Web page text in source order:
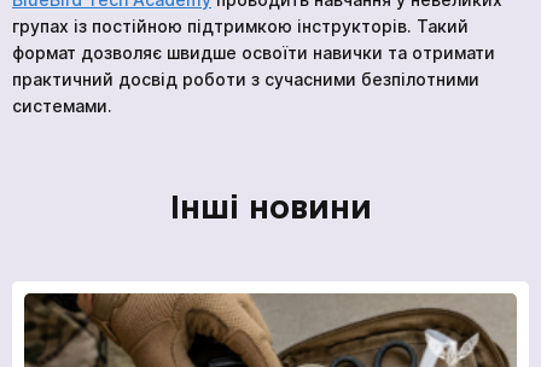
групах із постійною підтримкою інструкторів. Такий
формат дозволяє швидше освоїти навички та отримати
практичний досвід роботи з сучасними безпілотними
системами.
Інші новини